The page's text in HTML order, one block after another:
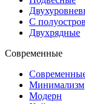
С
Двухрядные
Современные
Минимализм
Модерн